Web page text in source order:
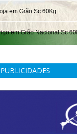
PUBLICIDADES